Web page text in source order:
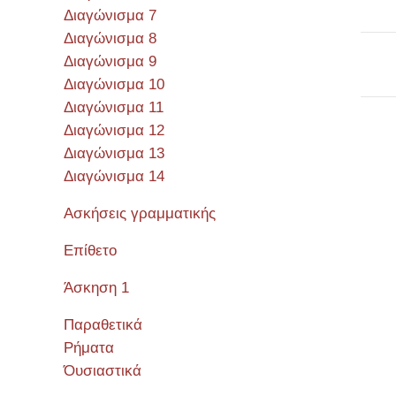
Διαγώνισμα 7
Διαγώνισμα 8
Διαγώνισμα 9
Διαγώνισμα 10
Διαγώνισμα 11
Διαγώνισμα 12
Διαγώνισμα 13
Διαγώνισμα 14
Ασκήσεις γραμματικής
Επίθετο
Άσκηση 1
Παραθετικά
Ρήματα
Όυσιαστικά